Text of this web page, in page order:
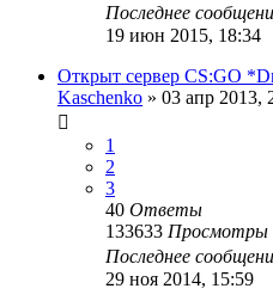
Последнее
19 июн 2015, 18:34
Открыт сервер CS:GO
Kaschenko » 03 апр 2013,
1
2
3
40 Ответы
133633 Просмотры
Последнее
29 ноя 2014, 15:59